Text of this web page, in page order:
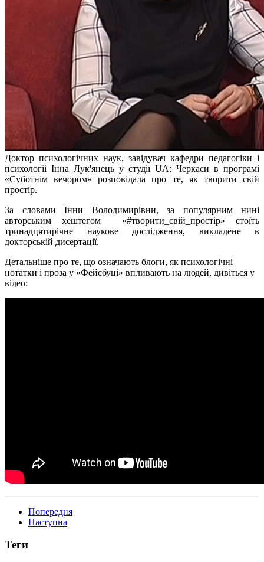
Доктор психологічних наук, завідувач кафедри педагогіки і
психологіі Інна Лук'янець у студії UA: Черкаси в програмі
«Суботнім вечором» розповідала про те, як творити свій
простір.
За словами Інни Володимирівни, за популярним нині
авторським хештегом «#творити_свій_простір» стоїть
тринадцятирічне наукове дослідження, викладене в
докторській дисертації.
Детальніше про те, що означають блоги, як психологічні
нотатки і проза у «Фейсбуці» впливають на людей, дивіться у
відео:
Попередня
Наступна
Теги